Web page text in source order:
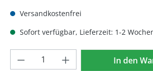
Versandkostenfrei
Sofort verfügbar, Lieferzeit: 1-2
Produkt Anzahl: GibIn den